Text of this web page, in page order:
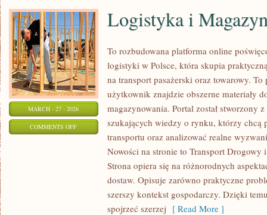
MARCH - 27 - 2026
COMMENTS OFFON
LOGISTYKA
MAGAZYNOWANIE
Logistyka i
To rozbudowana platforma online
logistyki w Polsce, która skupia
na transport pasażerski oraz towarowy.
użytkownik znajdzie obszerne materiały
magazynowania. Portal został stworzony
szukających wiedzy o rynku, którzy chcą
transportu oraz analizować realne
Nowości na stronie to Transport Drogowy
Strona opiera się na różnorodnych
dostaw. Opisuje zarówno praktyczne
szerszy kontekst gospodarczy. Dzięki
spojrzeć szerzej [ Read More ]